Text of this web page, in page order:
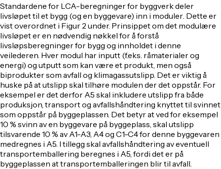
Standardene for LCA-beregninger for byggverk deler
livsløpet til et bygg (og en byggevare) inn i moduler . Dette er
vist overordnet i Figur 2 under. Prinsippet om det modulære
livsløpet er en nødvendig nøkkel for å forstå
livsløpsberegninger for bygg og innholdet i denne
veilederen. Hver modul har inputt (f.eks. råmaterialer og
energi) og utputt som kan være et produkt, men også
biprodukter som avfall og klimagassutslipp. Det er viktig å
huske på at utslipp skal tilhøre modulen der det oppstår. For
eksempel er det derfor A5 skal inkludere utslipp fra både
produksjon, transport og avfallshåndtering knyttet til svinnet
som oppstår på byggeplassen. Det betyr at ved for eksempel
10 % svinn av en byggevare på byggeplass, skal utslipp
tilsvarende 10 % av A1-A3, A4 og C1-C4 for denne byggevaren
medregnes i A5. I tillegg skal avfallshåndtering av eventuell
transportemballering beregnes i A5, fordi det er på
byggeplassen at transportemballeringen blir til avfall.